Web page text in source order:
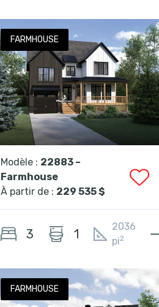
FARMHOUSE
Modèle : 22883 –
Farmhouse
À partir de : 229 535 $
3 1
2036
pi2
FARMHOUSE